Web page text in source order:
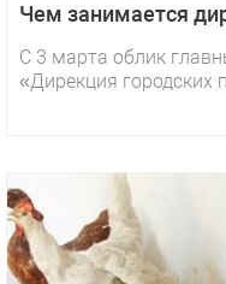
Чем занимается
С 3 марта облик
«Дирекция городских